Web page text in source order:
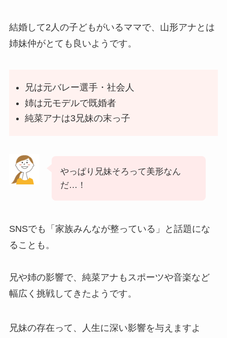
結婚して2人の子どもがいるママで、山形アナとは
姉妹仲がとても良いようです。
兄は元バレー選手・社会人
姉は元モデルで既婚者
純菜アナは3兄妹の末っ子
やっぱり兄妹そろって美形なん
だ…！
SNSでも「家族みんなが整っている」と話題にな
ることも。
兄や姉の影響で、純菜アナもスポーツや音楽など
幅広く挑戦してきたようです。
兄妹の存在って、人生に深い影響を与えますよ